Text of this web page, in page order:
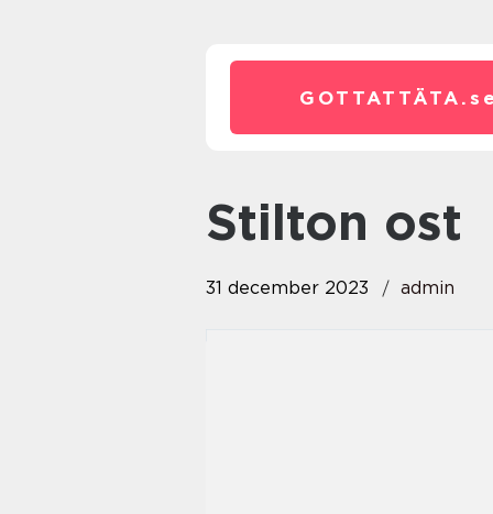
GOTTATTÄTA.
stilton ost
31 december 2023 admin